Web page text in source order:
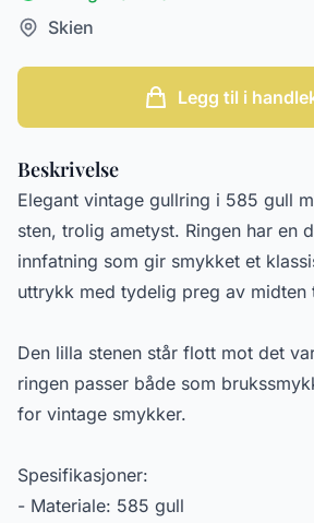
Skien
Legg til i
Beskrivelse
Elegant vintage gullring i 585 gull
sten, trolig ametyst. Ringen har en
innfatning som gir smykket et
uttrykk med tydelig preg av midten
Den lilla stenen står flott mot det
ringen passer både som
for vintage smykker.
Spesifikasjoner:
- Materiale: 585 gull